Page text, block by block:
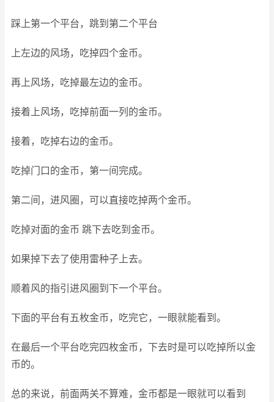
踩上第一个平台，跳到第二个平台
上左边的风场，吃掉四个金币。
再上风场，吃掉最左边的金币。
接着上风场，吃掉前面一列的金币。
接着，吃掉右边的金币。
吃掉门口的金币，第一间完成。
第二间，进风圈，可以直接吃掉两个金币。
吃掉对面的金币 跳下去吃到金币。
如果掉下去了使用雷种子上去。
顺着风的指引进风圈到下一个平台。
下面的平台有五枚金币，吃完它，一眼就能看到。
在最后一个平台吃完四枚金币，下去时是可以吃掉所以金
币的。
总的来说，前面两关不算难，金币都是一眼就可以看到